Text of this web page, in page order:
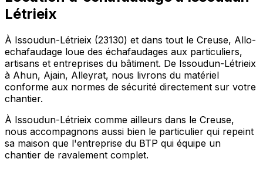
Létrieix
À Issoudun-Létrieix (23130) et dans tout le Creuse, Allo-
echafaudage loue des échafaudages aux particuliers,
artisans et entreprises du bâtiment. De Issoudun-Létrieix
à Ahun, Ajain, Alleyrat, nous livrons du matériel
conforme aux normes de sécurité directement sur votre
chantier.
À Issoudun-Létrieix comme ailleurs dans le Creuse,
nous accompagnons aussi bien le particulier qui repeint
sa maison que l'entreprise du BTP qui équipe un
chantier de ravalement complet.